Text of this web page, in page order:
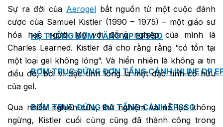
HỆ THỐNG BƠM TĂNG ÁP EPSSO
BƠM TRỤC ĐỨNG ĐƠN TẦNG CÁNH INLINE DP
BƠM TRỤC ĐỨNG ĐA TẦNG CÁNH EPSSO
Sự ra đời của Aerogelbắt nguồn từ một cuộc đánh
cược của Samuel Kistler (1990 – 1975) – một giáo sư
hóa học người Mỹ với đồng nghiệp của mình là
Charles Learned. Kistler đã cho rằng rằng “có tồn tại
một loại gel không lỏng”. Và hiển nhiên là không ai tin
điều đó, bởi vì đặc tính lỏng là một đặc tính cố hữu
của gel.
Qua nhiều nghiên cứu, thử nghiệm và nỗ lực không
ngừng, Kistler cuối cùng cũng đã thành công trong